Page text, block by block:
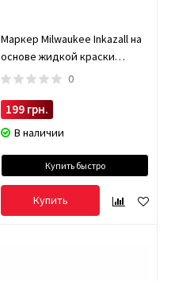
Маркер Milwaukee Inkazall на
основе жидкой краски
48223721
0
199 грн.
В наличии
Купить быстро
Купить